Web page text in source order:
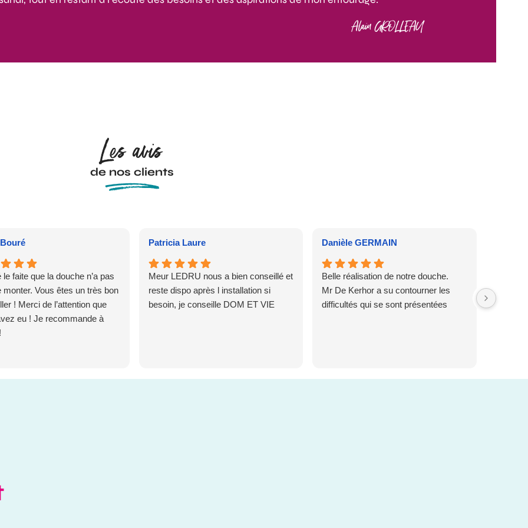
Alain GROLLEAU
Les avis
de nos clients
le faite que la douche n’a pas
monter. Vous êtes un très bon
! Merci de l’attention que
eu ! Je recommande à
Patricia Laure
Meur LEDRU nous a bien conseillé et
reste dispo après l installation si
besoin, je conseille DOM ET VIE
Danièle GERMAIN
Belle réalisation de notre douche.
Mr De Kerhor a su contourner les
difficultés qui se sont présentées